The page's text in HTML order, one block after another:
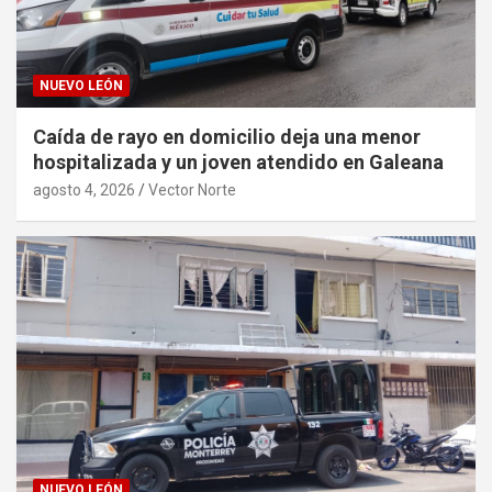
NUEVO LEÓN
Caída de rayo en domicilio deja una menor
hospitalizada y un joven atendido en Galeana
agosto 4, 2026 Vector Norte